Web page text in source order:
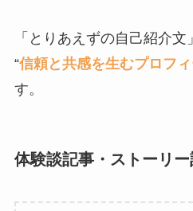
「とりあえずの自己紹介文
“信頼と共感を生むプロフ
す。
体験談記事・ストーリ